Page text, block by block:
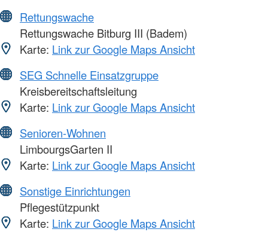
Rettungswache
Rettungswache Bitburg III (Badem)
Karte: Link zur Google Maps Ansicht
SEG Schnelle Einsatzgruppe
Kreisbereitschaftsleitung
Karte: Link zur Google Maps Ansicht
Senioren-Wohnen
LimbourgsGarten II
Karte: Link zur Google Maps Ansicht
Sonstige Einrichtungen
Pflegestützpunkt
Karte: Link zur Google Maps Ansicht